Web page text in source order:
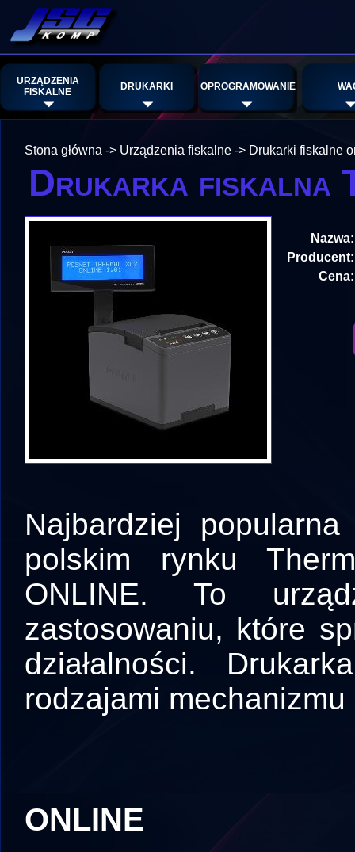
URZĄDZENIA
FISKALNE
DRUKARKI OPROGRAMOWANIE
Stona główna -> Urządzenia fiskalne -> Drukarki fiskalne
Drukarka fiskalna
Nazwa:
Producent:
Cena:
Najbardziej
polskim rynku
ONLINE. To
zastosowaniu, które
działalności.
rodzajami
ONLINE